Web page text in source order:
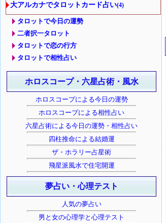
大アルカナでタロットカード占い(4)
タロットで今日の運勢
二者択一タロット
タロットで恋の行方
タロットで相性占い
ホロスコープ・六星占術・風水
ホロスコープによる今日の運勢
ホロスコープによる相性占い
六星占術による今日の運勢・相性占い
四柱推命による結婚運
ザ・ホラリー占星術
飛星派風水で住宅開運
夢占い・心理テスト
人気の夢占い
男と女の心理学と心理テスト